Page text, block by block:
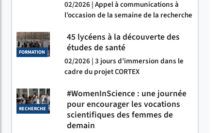
02/2026 | Appel à communications à
l’occasion de la semaine de la recherche
FORMATION
45 lycéens à la découverte des
études de santé
02/2026 | 3 jours d’immersion dans le
cadre du projet CORTEX
RECHERCHE
#WomenInScience : une journée
pour encourager les vocations
scientifiques des femmes de
demain